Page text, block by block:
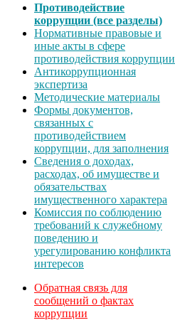
Противодействие
коррупции (все разделы)
Нормативные правовые и
иные акты в сфере
противодействия коррупции
Антикоррупционная
экспертиза
Методические материалы
Формы документов,
связанных с
противодействием
коррупции, для заполнения
Сведения о доходах,
расходах, об имуществе и
обязательствах
имущественного характера
Комиссия по соблюдению
требований к служебному
поведению и
урегулированию конфликта
интересов
Обратная связь для
сообщений о фактах
коррупции